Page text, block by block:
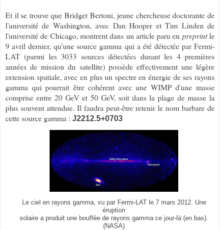
Et il se trouve que Bridget Bertoni, jeune chercheuse doctorante de
l'université de Washington, avec Dan Hooper et Tim Linden de
l'université de Chicago, montrent dans un article paru en preprintle
9 avril dernier, qu'une source gamma qui a été détectée par Fermi-
LAT (parmi les 3033 sources détectées durant les 4 premières
années de mission du satellite) possède effectivement une légère
extension spatiale, avec en plus un spectre en énergie de ses rayons
gamma qui pourrait être cohérent avec une WIMP d'une masse
comprise entre 20 GeV et 50 GeV, soit dans la plage de masse la
plus souvent attendue. Il faudra peut-être retenir le nom barbare de
cette source gamma : J2212.5+0703
Le ciel en rayons gamma, vu par Fermi-LAT le 7 mars 2012. Une
éruption
solaire a produit une bouffée de rayons gamma ce jour-là (en bas).
(NASA)